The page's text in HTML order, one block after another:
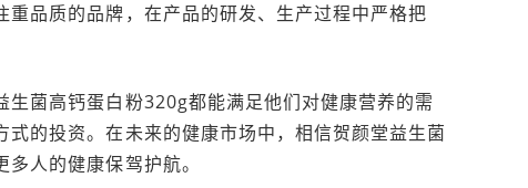
品质的品牌，在产品的研发、生产过程中严格把
菌高钙蛋白粉320g都能满足他们对健康营养的需
的投资。在未来的健康市场中，相信贺颜堂益生菌
人的健康保驾护航。